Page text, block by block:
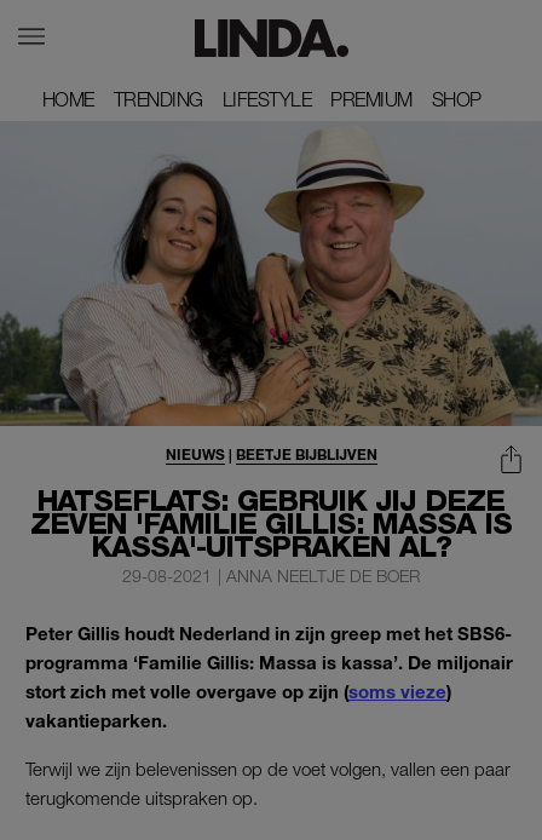
HOME
HOME TRENDING
TRENDING LIFESTYLE
LIFESTYLE PREMIUM
PREMIUM SHOP
SHOP
HATSEFLATS: GEBRUIK JIJ DEZE
ZEVEN 'FAMILIE GILLIS: MASSA IS
KASSA'-UITSPRAKEN AL?
NIEUWS| BEETJE BIJBLIJVEN
29-08-2021 | ANNA NEELTJE DE BOER
Peter Gillis houdt Nederland in zijn greep met het SBS6-
programma ‘Familie Gillis: Massa is kassa’. De miljonair
stort zich met volle overgave op zijn (soms vieze)
vakantieparken.
Terwijl we zijn belevenissen op de voet volgen, vallen een paar
terugkomende uitspraken op.